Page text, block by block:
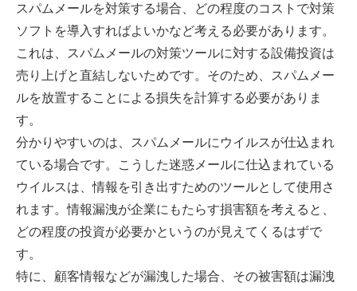
スパムメールを対策する場合、どの程度のコストで対策
ソフトを導入すればよいかなど考える必要があります。
これは、スパムメールの対策ツールに対する設備投資は
売り上げと直結しないためです。そのため、スパムメー
ルを放置することによる損失を計算する必要がありま
す。
分かりやすいのは、スパムメールにウイルスが仕込まれ
ている場合です。こうした迷惑メールに仕込まれている
ウイルスは、情報を引き出すためのツールとして使用さ
れます。情報漏洩が企業にもたらす損害額を考えると、
どの程度の投資が必要かというのが見えてくるはずで
す。
特に、顧客情報などが漏洩した場合、その被害額は漏洩